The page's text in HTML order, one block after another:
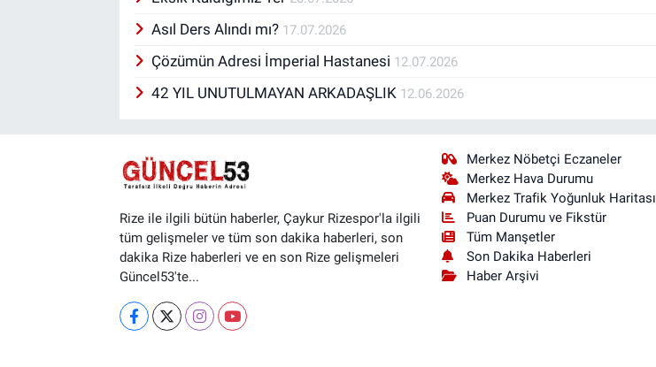
Asıl Ders Alındı mı? 17.07.2026
Çözümün Adresi İmperial Hastanesi 12.07.2026
42 YIL UNUTULMAYAN ARKADAŞLIK 12.06.2026
Rize ile ilgili bütün haberler, Çaykur Rizespor'la ilgili
tüm gelişmeler ve tüm son dakika haberleri, son
dakika Rize haberleri ve en son Rize gelişmeleri
Güncel53'te...
Merkez Nöbetçi Eczaneler
Merkez Hava Durumu
Merkez Trafik Yoğunluk Haritası
Puan Durumu ve Fikstür
Tüm Manşetler
Son Dakika Haberleri
Haber Arşivi